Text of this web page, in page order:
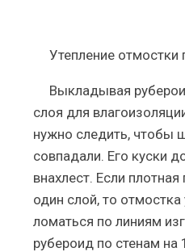
Утепление отмостки
Выкладывая
слоя для
нужно следить, чтобы
совпадали. Его куски
внахлест. Если
один слой, то
ломаться по линиям
рубероид по стенам на